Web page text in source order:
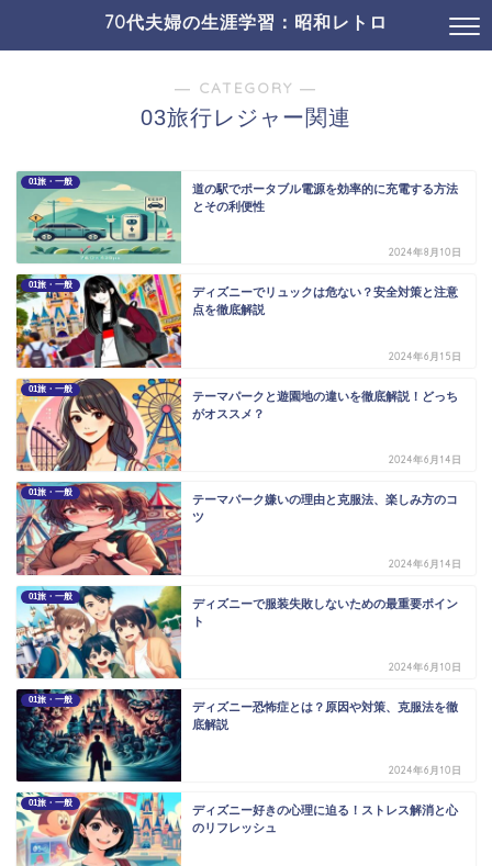
70代夫婦の生涯学習：昭和レトロ
― CATEGORY ―
03旅行レジャー関連
01旅・一般
道の駅でポータブル電源を効率的に充電する方法
とその利便性
2024年8月10日
01旅・一般
ディズニーでリュックは危ない？安全対策と注意
点を徹底解説
2024年6月15日
01旅・一般
テーマパークと遊園地の違いを徹底解説！どっち
がオススメ？
2024年6月14日
01旅・一般
テーマパーク嫌いの理由と克服法、楽しみ方のコ
ツ
2024年6月14日
01旅・一般
ディズニーで服装失敗しないための最重要ポイン
ト
2024年6月10日
01旅・一般
ディズニー恐怖症とは？原因や対策、克服法を徹
底解説
2024年6月10日
01旅・一般
ディズニー好きの心理に迫る！ストレス解消と心
のリフレッシュ